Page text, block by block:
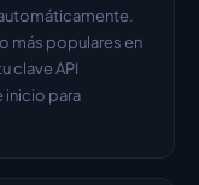
más populares en
clave API
inicio para